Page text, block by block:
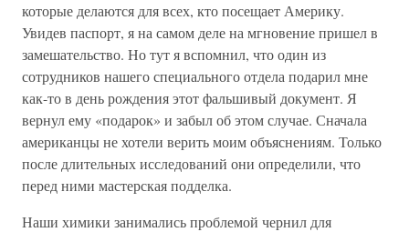
которые делаются для всех, кто посещает Америку.
Увидев паспорт, я на самом деле на мгновение пришел в
замешательство. Но тут я вспомнил, что один из
сотрудников нашего специального отдела подарил мне
как-то в день рождения этот фальшивый документ. Я
вернул ему «подарок» и забыл об этом случае. Сначала
американцы не хотели верить моим объяснениям. Только
после длительных исследований они определили, что
перед ними мастерская подделка.
Наши химики занимались проблемой чернил для